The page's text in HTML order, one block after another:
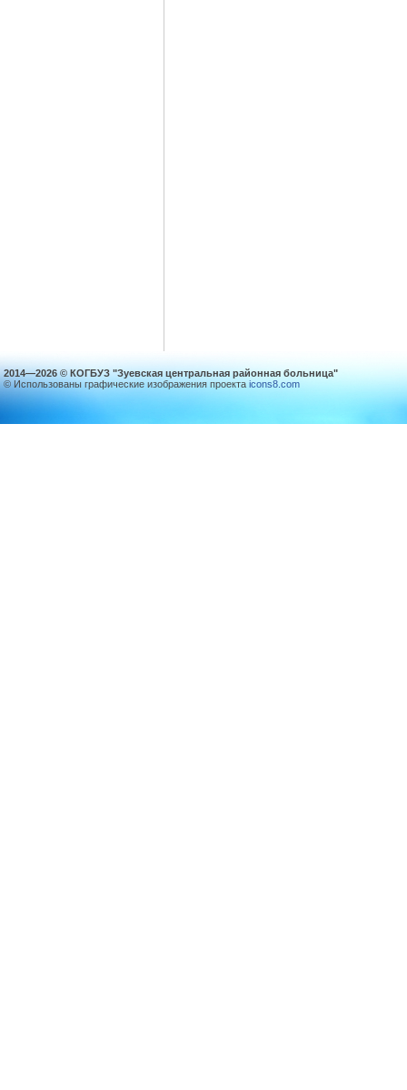
2014—2026 © КОГБУЗ "Зуевская центральная районная больница"
© Использованы графические изображения проекта icons8.com